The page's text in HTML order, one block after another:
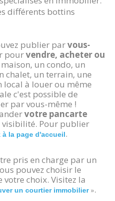
différents bottins
publier parvous-
pourvendre, acheter ou
un condo, un
chalet, un terrain, une
local à louer ou même
c'est possible de
par vous-même !
votre pancarte
Pour publier
à la page d'accueil.
pris en charge par un
pouvez choisir le
choix. Visitez la
un courtier immobilier ».